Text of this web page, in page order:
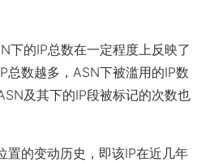
下的IP总数在一定程度上反映了
总数越多，ASN下被滥用的IP数
及其下的IP段被标记的次数也
置的变动历史，即该IP在近几年